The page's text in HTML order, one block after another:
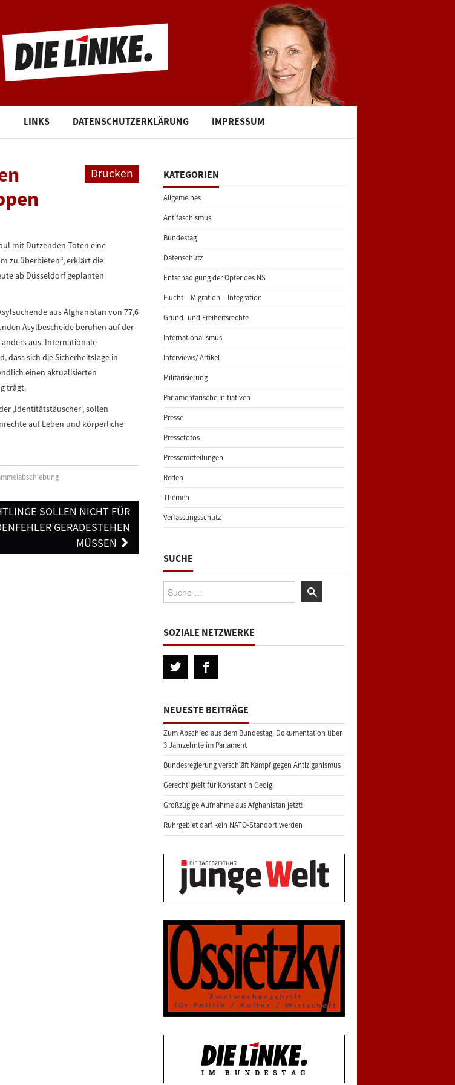
LINKS DATENSCHUTZERKLÄRUNG IMPRESSUM
Drucken
mit Dutzenden Toten eine
zu überbieten“, erklärt die
ab Düsseldorf geplanten
aus Afghanistan von 77,6
Asylbescheide beruhen auf der
anders aus. Internationale
dass sich die Sicherheitslage in
einen aktualisierten
trägt.
‚Identitätstäuscher‘, sollen
auf Leben und körperliche
SOLLEN NICHT FÜR
GERADESTEHEN
MÜSSEN
KATEGORIEN
Allgemeines
Antifaschismus
Bundestag
Datenschutz
Entschädigung der Opfer des NS
Flucht – Migration – Integration
Grund- und Freiheitsrechte
Internationalismus
Interviews/ Artikel
Militarisierung
Parlamentarische Initiativen
Presse
Pressefotos
Pressemitteilungen
Reden
Themen
Verfassungsschutz
SUCHE
Suche:
SOZIALE NETZWERKE
NEUESTE BEITRÄGE
Zum Abschied aus dem Bundestag: Dokumentation über
3 Jahrzehnte im Parlament
Bundesregierung verschläft Kampf gegen Antiziganismus
Gerechtigkeit für Konstantin Gedig
Großzügige Aufnahme aus Afghanistan jetzt!
Ruhrgebiet darf kein NATO-Standort werden